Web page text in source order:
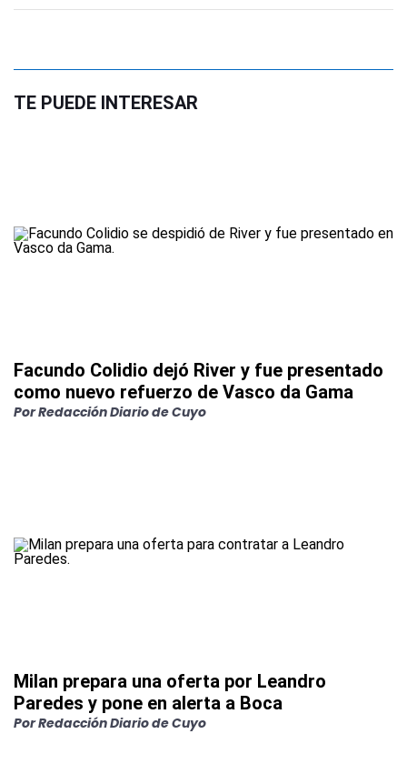
TE PUEDE INTERESAR
Facundo Colidio dejó River y fue presentado
como nuevo refuerzo de Vasco da Gama
PorRedacción Diario de Cuyo
Milan prepara una oferta por Leandro
Paredes y pone en alerta a Boca
PorRedacción Diario de Cuyo